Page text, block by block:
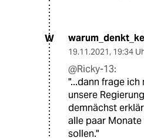
W
19.11.2021, 19:34
@Ricky-13:
"...dann frage ich
unsere
demnächst
alle paar Monate
sollen."